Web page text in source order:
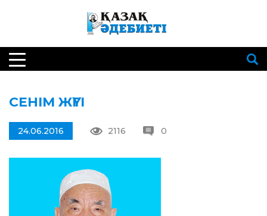
СЕНІМ ЖҮГІ
24.06.2016 2116 0